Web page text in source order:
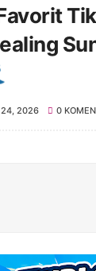
24, 2026 0